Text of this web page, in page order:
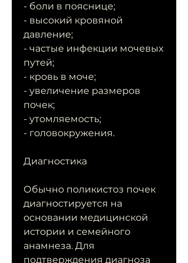
- боли в пояснице;
- высокий кровяной
давление;
- частые инфекции мочевых
путей;
- кровь в моче;
- увеличение размеров
почек;
- утомляемость;
- головокружения.
Диагностика
Обычно поликистоз почек
диагностируется на
основании медицинской
истории и семейного
анамнеза. Для
подтверждения диагноза